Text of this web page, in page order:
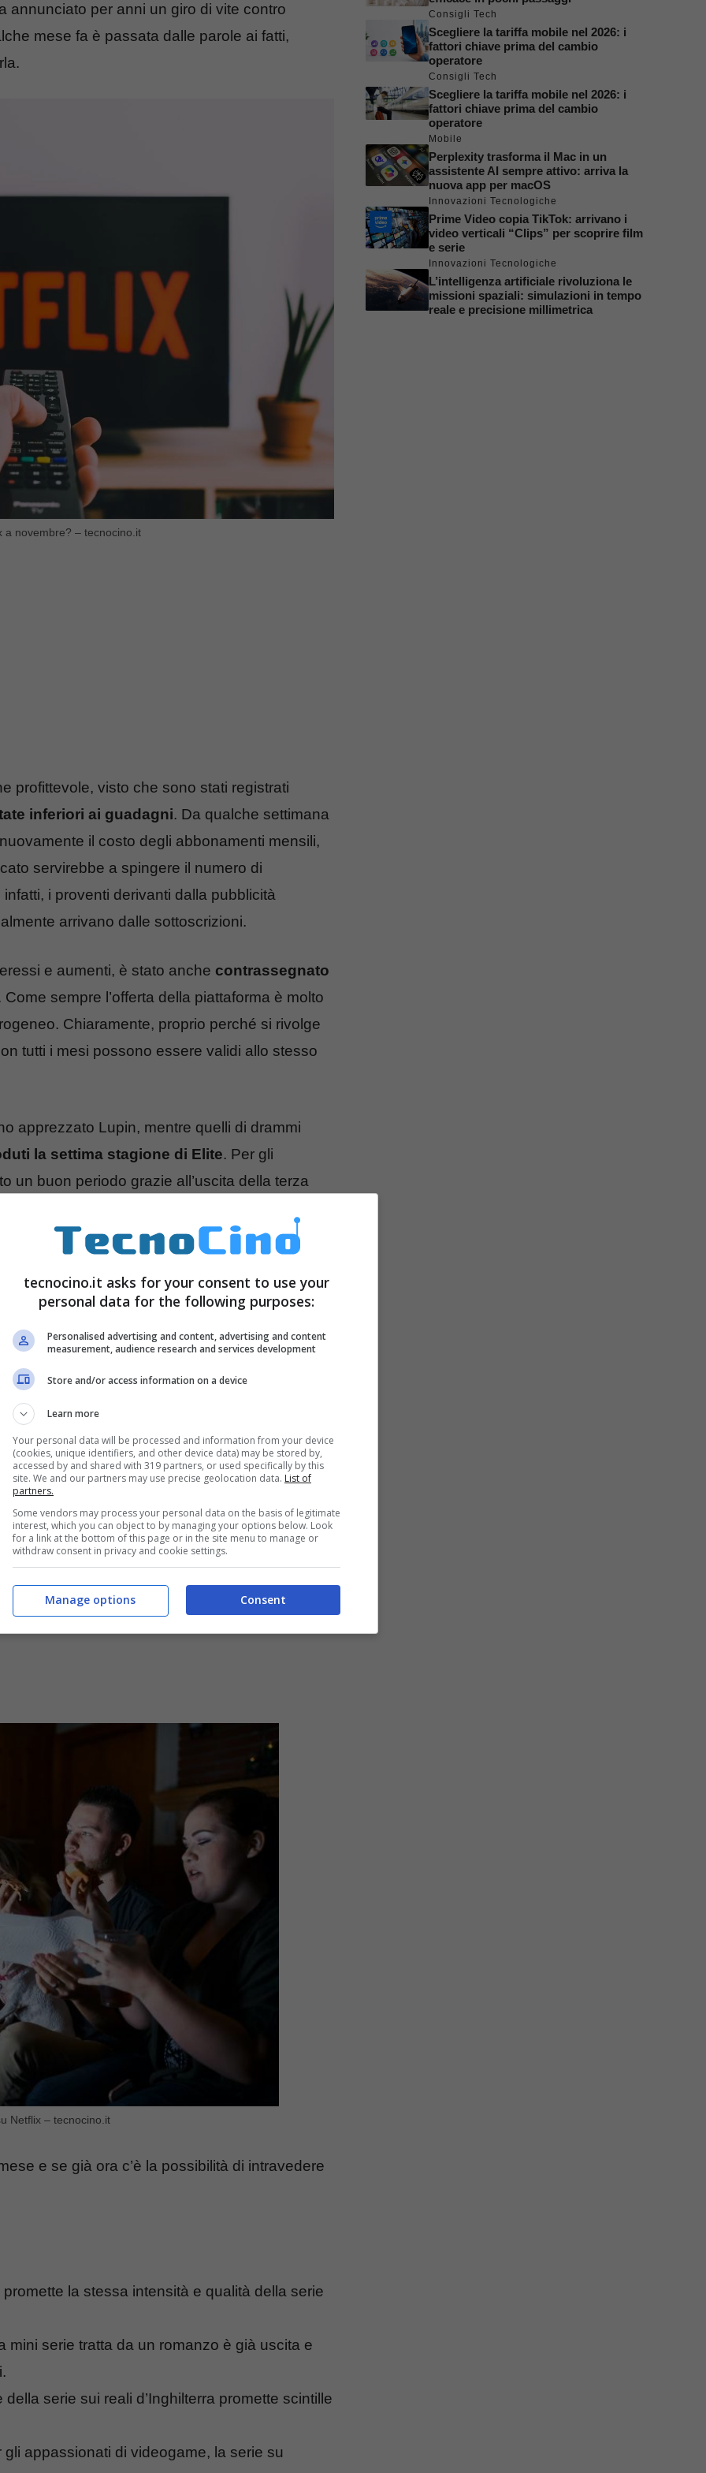
annunciato per anni un giro di vite contro
mese fa è passata dalle parole ai fatti,
a novembre? – tecnocino.it
profittevole, visto che sono stati registrati
inferiori ai guadagni. Da qualche settimana
il costo degli abbonamenti mensili,
servirebbe a spingere il numero di
i proventi derivanti dalla pubblicità
arrivano dalle sottoscrizioni.
e aumenti, è stato anche contrassegnato
Come sempre l’offerta della piattaforma è molto
Chiaramente, proprio perché si rivolge
tutti i mesi possono essere validi allo stesso
apprezzato Lupin, mentre quelli di drammi
la settima stagione di Elite. Per gli
un buon periodo grazie all’uscita della terza
di novembre: le migliori
florido per la piattaforma. D’altronde da fine
anche il Ringraziamento negli
spettatori. Lo scorso anno ad esempio è stato
anche da quello di Mare Fuori), nel 2021
Game, dunque ci si attende che anche
catalizzare l’attenzione di tutti.
Netflix – tecnocino.it
e se già ora c’è la possibilità di intravedere
la stessa intensità e qualità della serie
mini serie tratta da un romanzo è già uscita e
serie sui reali d’Inghilterra promette scintille
appassionati di videogame, la serie su
Consigli Tech
Scegliere la tariffa mobile nel 2026: i
fattori chiave prima del cambio
operatore
Consigli Tech
Scegliere la tariffa mobile nel 2026: i
fattori chiave prima del cambio
operatore
Mobile
Perplexity trasforma il Mac in un
assistente AI sempre attivo: arriva la
nuova app per macOS
Innovazioni Tecnologiche
Prime Video copia TikTok: arrivano i
video verticali “Clips” per scoprire film
e serie
Innovazioni Tecnologiche
L’intelligenza artificiale rivoluziona le
missioni spaziali: simulazioni in tempo
reale e precisione millimetrica
tecnocino.it asks for your consent to use your
personal data for the following purposes:
Personalised advertising and content, advertising and content
measurement, audience research and services development
Store and/or access information on a device
Learn more
Your personal data will be processed and information from your device
(cookies, unique identifiers, and other device data) may be stored by,
accessed by and shared with 319 partners, or used specifically by this
site. We and our partners may use precise geolocation data. List of
partners.
Some vendors may process your personal data on the basis of legitimate
interest, which you can object to by managing your options below. Look
for a link at the bottom of this page or in the site menu to manage or
withdraw consent in privacy and cookie settings.
Consent
Manage options